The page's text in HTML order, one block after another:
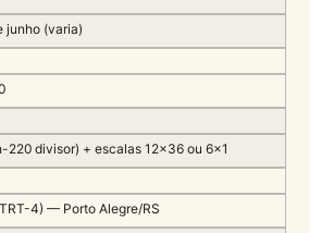
junho (varia)
divisor) + escalas 12×36 ou 6×1
4) — Porto Alegre/RS